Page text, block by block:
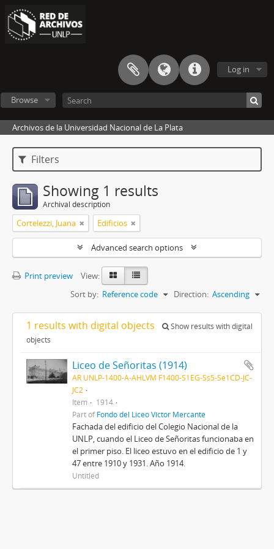
Log in
Browse
Archivos de la Universidad Nacional de La Plata
Filters
Showing 1 results
Archival description
Cortelezzi, Juana Edificios
Advanced search options
Print preview
View:
Sort by: Reference code Direction: Ascending
1 results with digital objects
Show results with digital
objects
Liceo de Señoritas (1914)
AR UNLP-1400-A-AHLVM F1400-S1EG-Ss5-Se1CD-JC-
JC2
Item
1914
Part ofFondo del Liceo Víctor Mercante
Fachada del edificio del Colegio Nacional de la
UNLP, cuando el Liceo de Señoritas funcionaba en
el primer piso. El liceo estuvo en el edificio de 1 y
47 entre 1910 y 1931. Año 1914.
Untitled